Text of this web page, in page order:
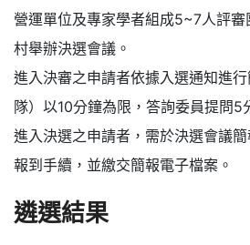
營運單位及專家學者組成5~7人評
村舉辦決選會議。
進入決審之申請者依據入選通知進
隊）以10分鐘為限，答詢委員提問5
進入決選之申請者，需於決選會議
報到手續，並繳交簡報電子檔案。
遴選結果